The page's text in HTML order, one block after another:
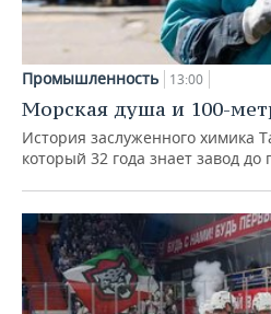
Промышленность 13:00
Морская душа и 100-
История заслуженного химика
который 32 года знает завод до